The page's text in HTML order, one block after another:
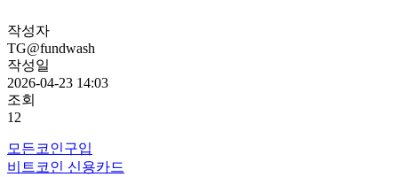
작성자
TG@fundwash
작성일
2026-04-23 14:03
조회
12
모든코인구입
비트코인 신용카드